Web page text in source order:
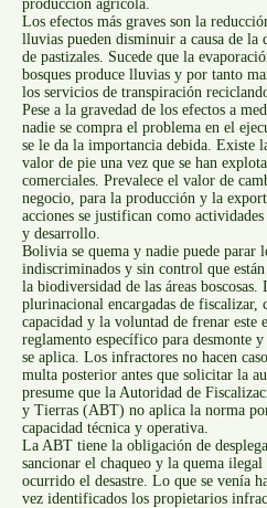
producción agrícola.
Los efectos más graves son la
lluvias pueden disminuir a causa de la
de pastizales. Sucede que la
bosques produce lluvias y por tanto
los servicios de transpiración
Pese a la gravedad de los efectos a
nadie se compra el problema en el
se le da la importancia debida. Existe
valor de pie una vez que se han
comerciales. Prevalece el valor de
negocio, para la producción y la
acciones se justifican como
y desarrollo.
Bolivia se quema y nadie puede parar
indiscriminados y sin control que
la biodiversidad de las áreas
plurinacional encargadas de
capacidad y la voluntad de frenar este
reglamento específico para desmonte
se aplica. Los infractores no hacen
multa posterior antes que solicitar la
presume que la Autoridad de
y Tierras (ABT) no aplica la norma
capacidad técnica y operativa.
La ABT tiene la obligación de
sancionar el chaqueo y la quema ilegal
ocurrido el desastre. Lo que se venía
vez identificados los propietarios